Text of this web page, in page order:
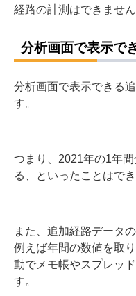
です。
ユーザーが仮にバージ
いる場合、追加されれ
経路の計測はできません
分析画面で表示できる
つまり、2021年の1年間
る、といったことはで